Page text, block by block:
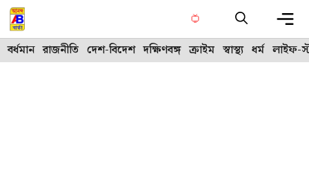
Skip
to
content
বর্ধমান রাজনীতি দেশ-বিদেশ দক্ষিণবঙ্গ ক্রাইম স্বাস্থ্য ধর্ম লাইফ-